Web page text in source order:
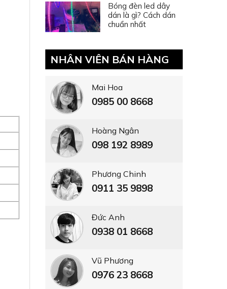
Bóng đèn led dây
dán là gì? Cách dán
chuẩn nhất
NHÂN VIÊN BÁN HÀNG
Mai Hoa
0985 00 8668
Hoàng Ngân
098 192 8989
Phương Chinh
0911 35 9898
Đức Anh
0938 01 8668
Vũ Phương
0976 23 8668